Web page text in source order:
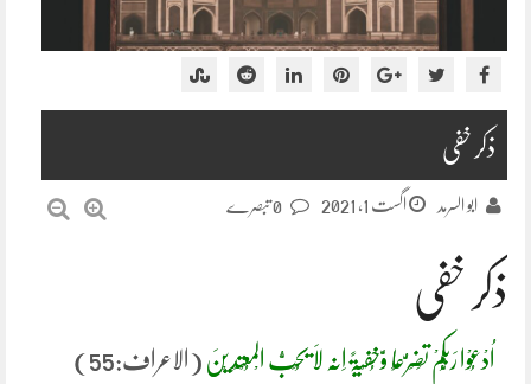
ذکر خفی
ابو السرمد اگست 1, 2021
ذکر خفی
اُدْعُوْا رَبَّکُمْ تَضَرُّعًا وَّخُفْیَۃً اِنَّہ لَا یُحِبُّ الْمُعْتَدِیْنَ (الاعراف:55)